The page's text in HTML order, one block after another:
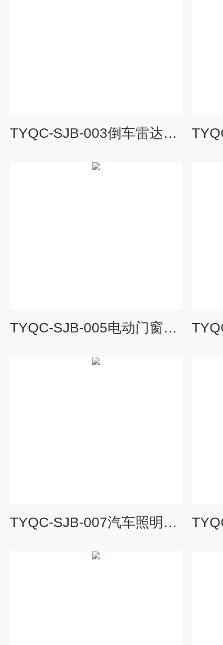
TYQC-SJB-003倒车雷达系统示教板|汽车示教板
TYQC-SJB-005电动门窗与中控门锁示教板|汽车示教板
TYQC-SJB-007汽车照明、信号、仪表、雨刮系统示教板|汽车示教板